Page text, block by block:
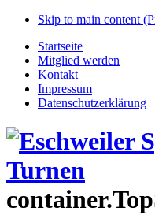
Skip to main content
Startseite
Mitglied werden
Kontakt
Impressum
Datenschutzerklärung